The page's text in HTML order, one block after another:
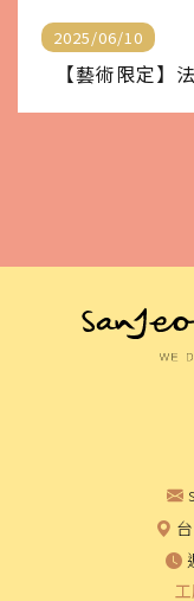
2025/06/10
【藝術限定】